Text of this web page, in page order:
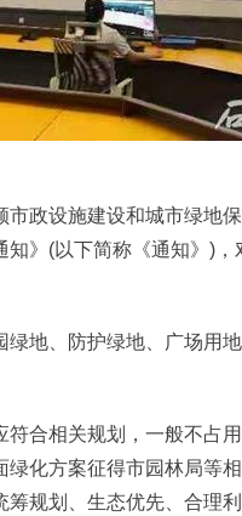
政设施建设和城市绿地保
》(以下简称《通知》)，
地、防护绿地、广场用地
合相关规划，一般不占用
化方案征得市园林局等
规划、生态优先、合理